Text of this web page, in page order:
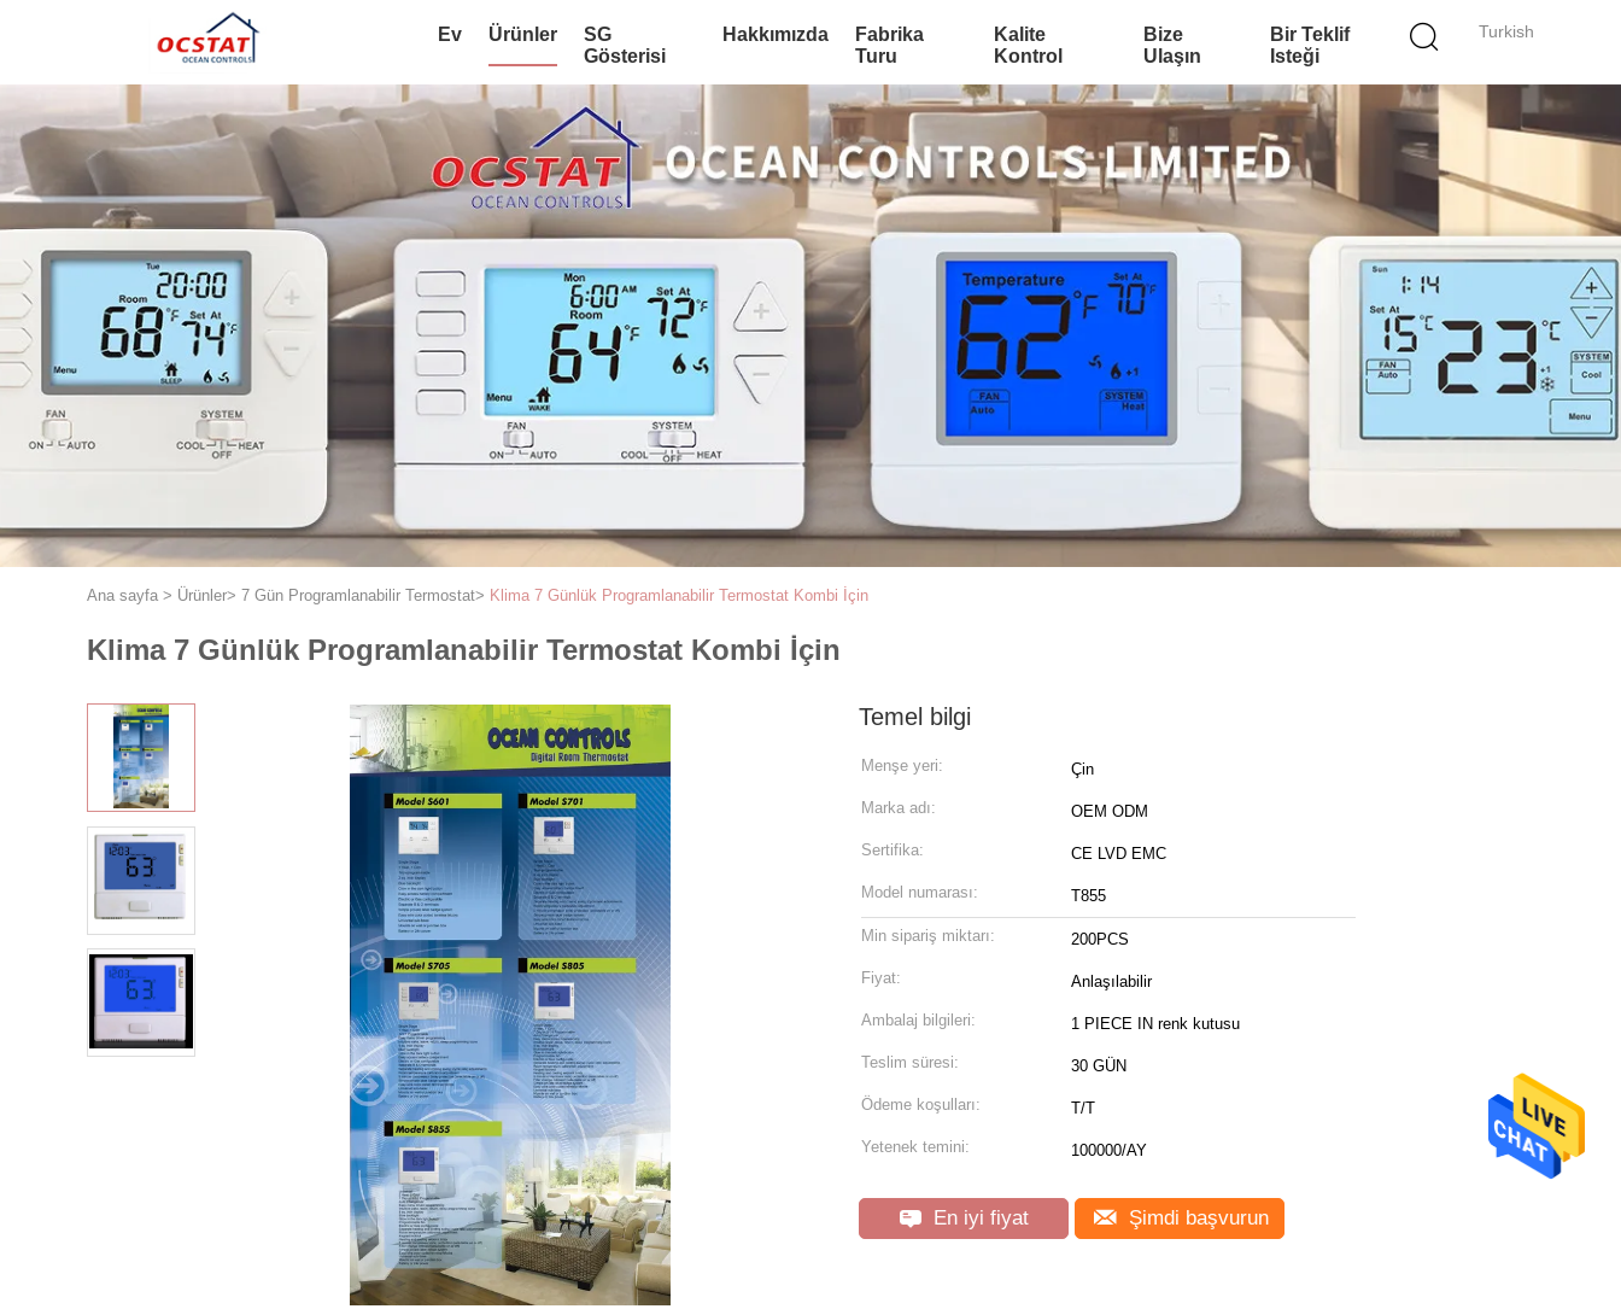
Turkish
Ev Ürünler
SG
Gösterisi
Hakkımızda
Fabrika
Turu
Kalite
Kontrol
Bize
Ulaşın
Bir Teklif
Isteği
Ana sayfa > Ürünler> 7 Gün Programlanabilir Termostat> Klima 7 Günlük Programlanabilir Termostat Kombi İçin
Klima 7 Günlük Programlanabilir Termostat Kombi İçin
Temel bilgi
Menşe yeri: Çin
Marka adı: OEM ODM
Sertifika: CE LVD EMC
Model numarası: T855
Min sipariş miktarı: 200PCS
Fiyat: Anlaşılabilir
Ambalaj bilgileri: 1 PIECE IN renk kutusu
Teslim süresi: 30 GÜN
Ödeme koşulları: T/T
Yetenek temini: 100000/AY
En iyi fiyat Şimdi başvurun